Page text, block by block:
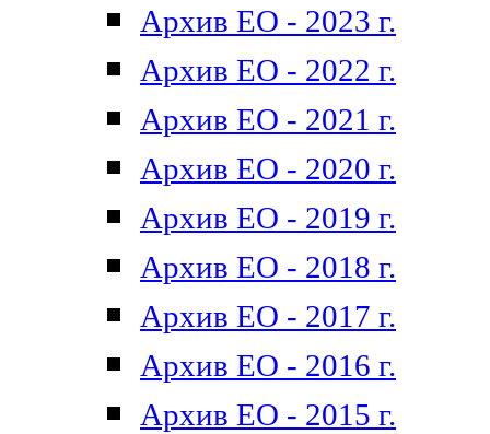
Архив ЕО - 2023 г.
Архив ЕО - 2022 г.
Архив ЕО - 2021 г.
Архив ЕО - 2020 г.
Архив ЕО - 2019 г.
Архив ЕО - 2018 г.
Архив ЕО - 2017 г.
Архив ЕО - 2016 г.
Архив ЕО - 2015 г.